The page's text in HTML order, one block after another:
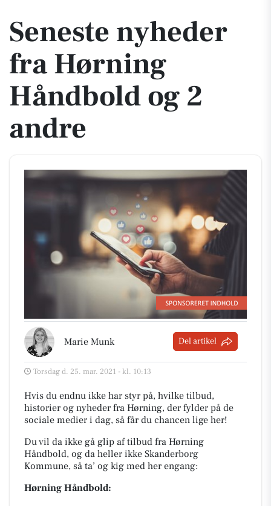
Seneste nyheder
fra Hørning
Håndbold og 2
andre
Marie Munk Del artikel
Torsdag d. 25. mar. 2021 - kl. 10:13
Hvis du endnu ikke har styr på, hvilke tilbud,
historier og nyheder fra Hørning, der fylder på de
sociale medier i dag, så får du chancen lige her!
Du vil da ikke gå glip af tilbud fra Hørning
Håndbold, og da heller ikke Skanderborg
Kommune, så ta’ og kig med her engang:
Hørning Håndbold: